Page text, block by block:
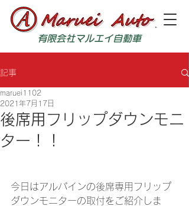
有限会社マルエイ自動車
記事
後席用フリップダウンモニ
ター！！
maruei1102
2021年7月17日
今日はアルパインの後席専用フリップ
ダウンモニターの取付をご紹介しま